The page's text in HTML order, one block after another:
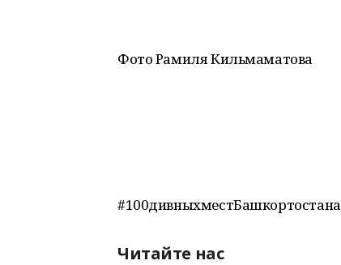
Фото Рамиля Кильмаматова
#100дивныхместБашкортостана
Читайте нас